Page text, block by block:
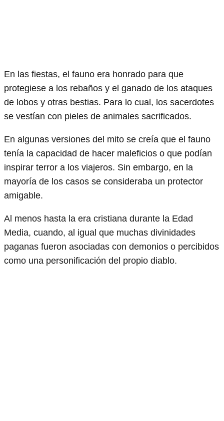
En las fiestas, el fauno era honrado para que
protegiese a los rebaños y el ganado de los ataques
de lobos y otras bestias. Para lo cual, los sacerdotes
se vestían con pieles de animales sacrificados.
En algunas versiones del mito se creía que el fauno
tenía la capacidad de hacer maleficios o que podían
inspirar terror a los viajeros. Sin embargo, en la
mayoría de los casos se consideraba un protector
amigable.
Al menos hasta la era cristiana durante la Edad
Media, cuando, al igual que muchas divinidades
paganas fueron asociadas con demonios o percibidos
como una personificación del propio diablo.